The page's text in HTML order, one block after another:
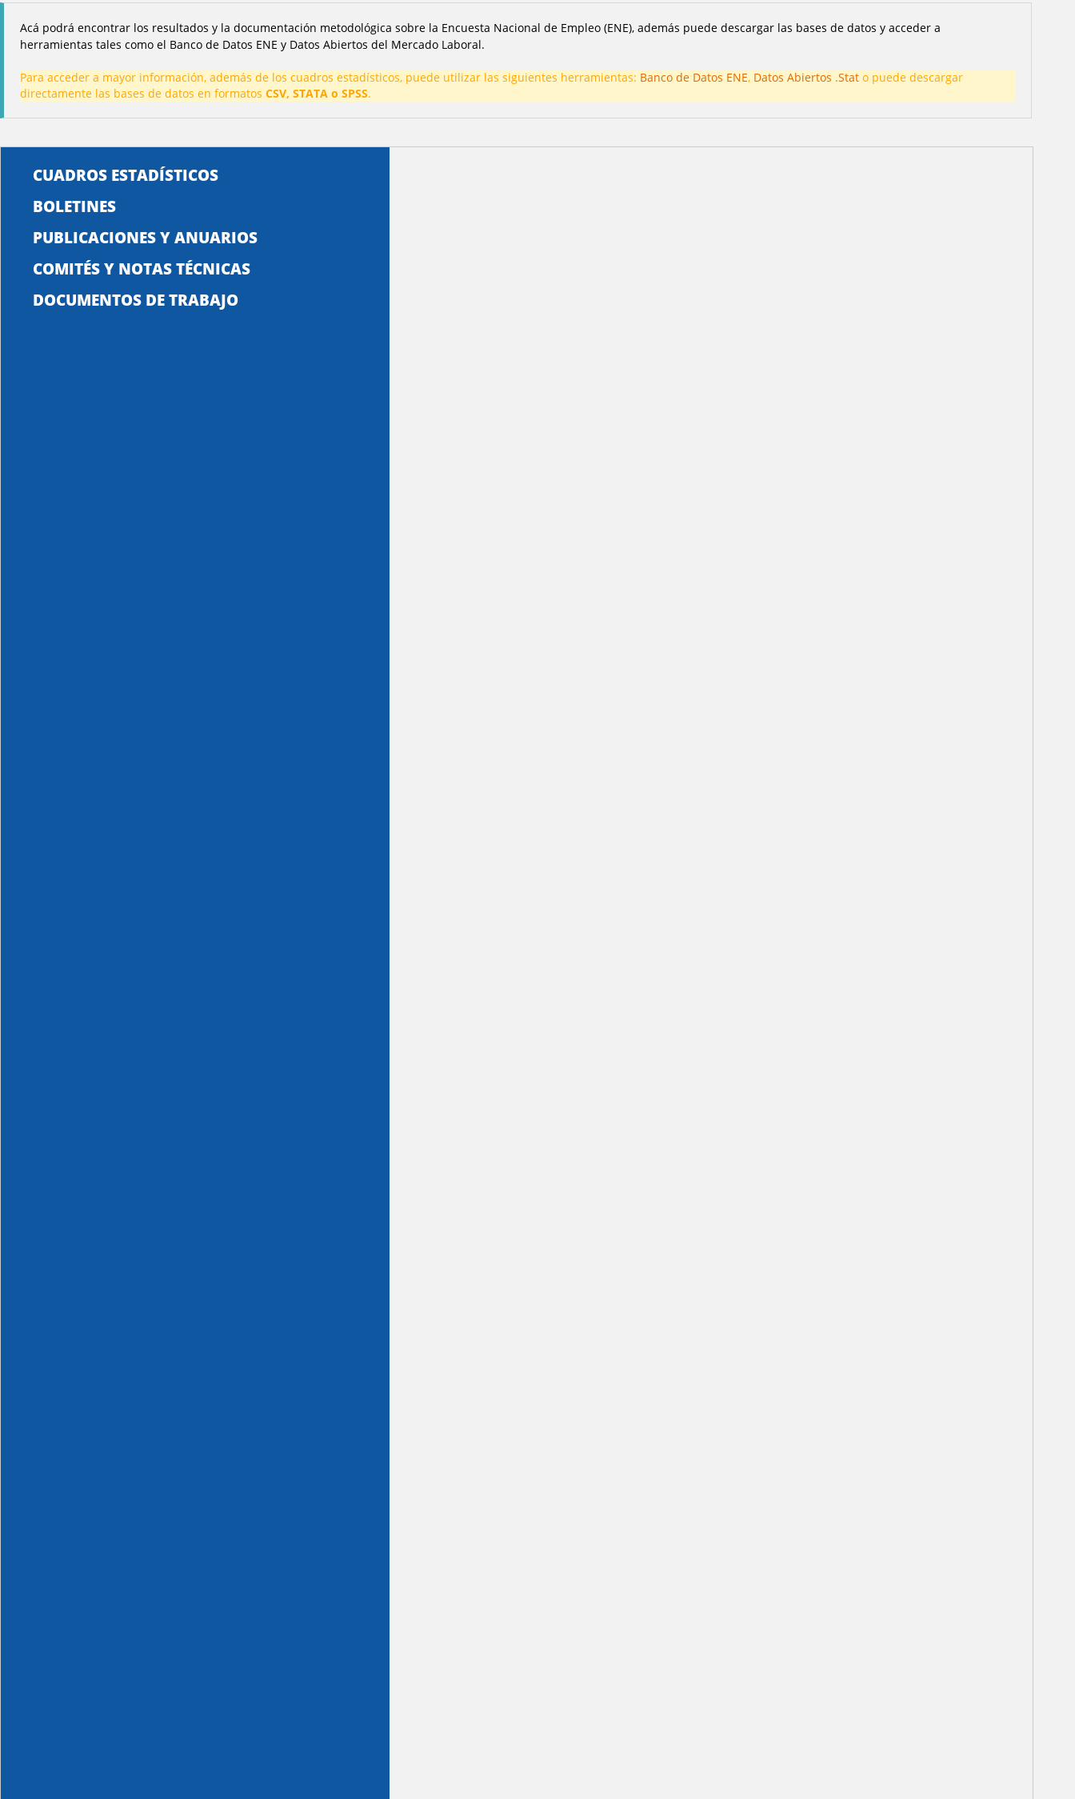
Acá podrá encontrar los resultados y la documentación metodológica sobre la Encuesta Nacional de Empleo (ENE), además puede descargar las bases de datos y acceder a
herramientas tales como el Banco de Datos ENE y Datos Abiertos del Mercado Laboral.
Para acceder a mayor información, además de los cuadros estadísticos, puede utilizar las siguientes herramientas: Banco de Datos ENE, Datos Abiertos .Stat o puede descargar
directamente las bases de datos en formatos CSV, STATA o SPSS.
CUADROS ESTADÍSTICOS
BOLETINES
PUBLICACIONES Y ANUARIOS
COMITÉS Y NOTAS TÉCNICAS
DOCUMENTOS DE TRABAJO